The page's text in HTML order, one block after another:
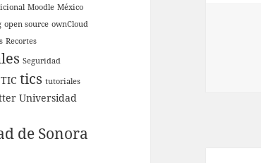
Moodle México
open source ownCloud
Recortes
Seguridad
TIC tics tutoriales
Universidad
de Sonora